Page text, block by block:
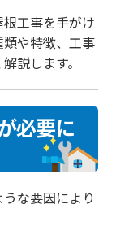
工事を手がけ
や特徴、工事
説します。
必要に
な要因により